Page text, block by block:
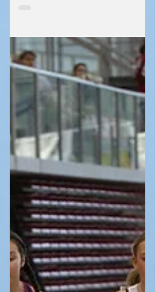
Hallenmeisterschaften für die
Allgemeine Klasse und U18 gab es 3
Bronzemedaillen und viele
persönliche...